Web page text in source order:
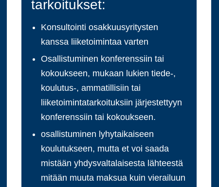
tarkoitukset:
Konsultointi osakkuusyritysten
kanssa liiketoimintaa varten
Osallistuminen konferenssiin tai
kokoukseen, mukaan lukien tiede-,
koulutus-, ammatillisiin tai
liiketoimintatarkoituksiin järjestettyyn
konferenssiin tai kokoukseen.
osallistuminen lyhytaikaiseen
koulutukseen, mutta et voi saada
mistään yhdysvaltalaisesta lähteestä
mitään muuta maksua kuin vierailuun